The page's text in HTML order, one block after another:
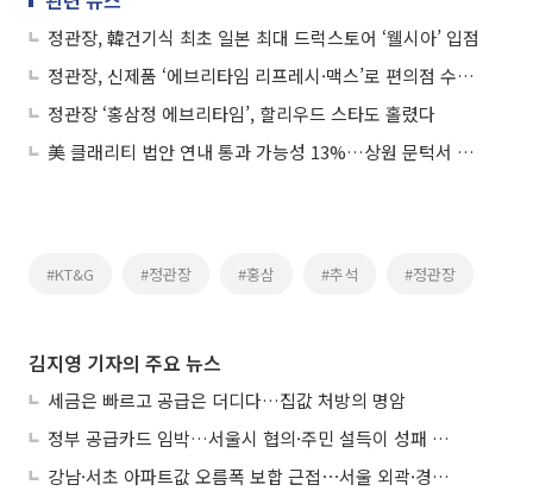
정관장, 韓건기식 최초 일본 최대 드럭스토어 ‘웰시아’ 입점
정관장, 신제품 ‘에브리타임 리프레시·맥스’로 편의점 수요 공략
정관장 ‘홍삼정 에브리타임’, 할리우드 스타도 홀렸다
美 클래리티 법안 연내 통과 가능성 13%…상원 문턱서 제동
#KT&G #정관장 #홍삼 #추석 #정관장
김지영 기자의 주요 뉴스
세금은 빠르고 공급은 더디다…집값 처방의 명암
정부 공급카드 임박…서울시 협의·주민 설득이 성패 가른다
강남·서초 아파트값 오름폭 보합 근접⋯서울 외곽·경기 남부 중심 매수세